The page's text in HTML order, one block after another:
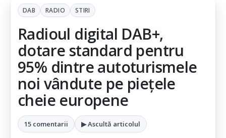
DAB RADIO STIRI
Radioul digital DAB+,
dotare standard pentru
95% dintre autoturismele
noi vândute pe piețele
cheie europene
15 comentarii ▶ Ascultă articolul